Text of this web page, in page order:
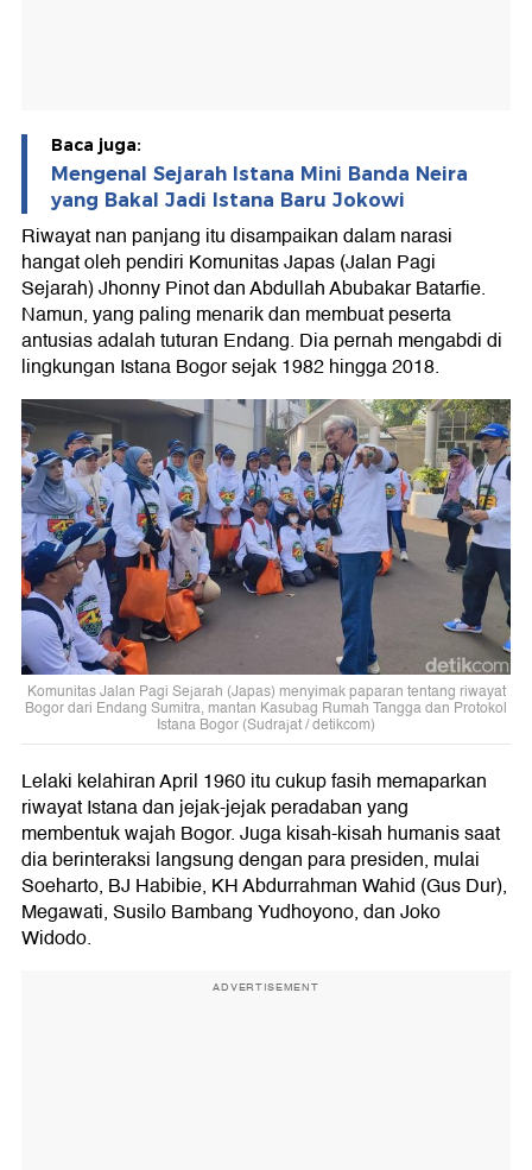
Baca juga:
Mengenal Sejarah Istana Mini Banda Neira
yang Bakal Jadi Istana Baru Jokowi
Riwayat nan panjang itu disampaikan dalam narasi
hangat oleh pendiri Komunitas Japas (Jalan Pagi
Sejarah) Jhonny Pinot dan Abdullah Abubakar Batarfie.
Namun, yang paling menarik dan membuat peserta
antusias adalah tuturan Endang. Dia pernah mengabdi di
lingkungan Istana Bogor sejak 1982 hingga 2018.
Komunitas Jalan Pagi Sejarah (Japas) menyimak paparan tentang riwayat
Bogor dari Endang Sumitra, mantan Kasubag Rumah Tangga dan Protokol
Istana Bogor (Sudrajat / detikcom)
Lelaki kelahiran April 1960 itu cukup fasih memaparkan
riwayat Istana dan jejak-jejak peradaban yang
membentuk wajah Bogor. Juga kisah-kisah humanis saat
dia berinteraksi langsung dengan para presiden, mulai
Soeharto, BJ Habibie, KH Abdurrahman Wahid (Gus Dur),
Megawati, Susilo Bambang Yudhoyono, dan Joko
Widodo.
ADVERTISEMENT